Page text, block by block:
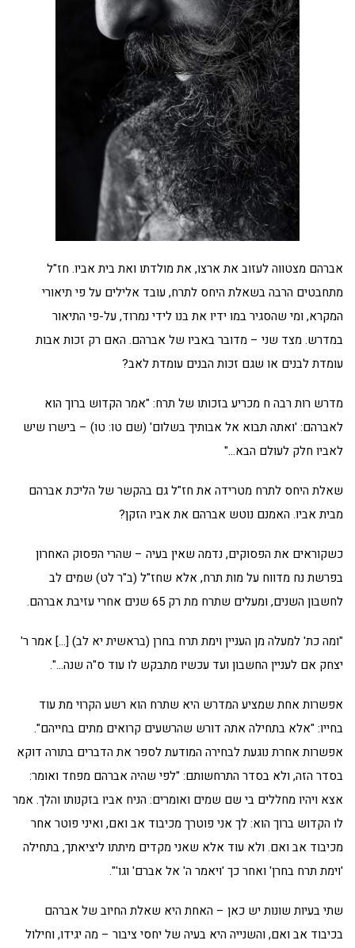
אברהם מצטווה לעזוב את ארצו, את מולדתו ואת בית אביו. חז"ל
מתחבטים הרבה בשאלת היחס לתרח, עובד אלילים על פי תיאורי
המקרא, ומי שהסגיר במו ידיו את בנו לידי נמרוד, על-פי התיאור
במדרש. מצד שני – מדובר באביו של אברהם. האם רק זכות אבות
עומדת לבנים או שגם זכות הבנים עומדת לאב?
מדרש רות רבה ח מכריע בזכותו של תרח: "אמר הקדוש ברוך הוא
לאברהם: 'ואתה תבוא אל אבותיך בשלום' (שם טו: טו) – בישרו שיש
לאביו חלק לעולם הבא…"
שאלת היחס לתרח מטרידה את חז"ל גם בהקשר של הליכת אברהם
מבית אביו. האמנם נוטש אברהם את אביו הזקן?
כשקוראים את הפסוקים, נדמה שאין בעיה – שהרי הפסוק האחרון
בפרשת נח מדווח על מות תרח, אלא שחז"ל (ב"ר לט) שמים לב
לחשבון השנים, ומעלים שתרח מת רק 65 שנים אחרי עזיבת אברהם.
"ומה כת' למעלה מן העניין וימת תרח בחרן (בראשית יא לב) […] אמר ר'
יצחק אם לעניין החשבון ועד עכשיו מתבקש לו עוד ס"ה שנה…".
אפשרות אחת שמציע המדרש היא שתרח הוא רשע הקרוי מת עוד
בחייו: "אלא בתחילה אתה דורש שהרשעים קרואים מתים בחייהם".
אפשרות אחרת נוגעת לבחירה המודעת לספר את הדברים בתורה דוקא
בסדר הזה, ולא בסדר התרחשותם: "לפי שהיה אברהם מפחד ואומר:
אצא ויהיו מחללים בי שם שמים ואומרים: הניח אביו בזקנותו והלך. אמר
לו הקדוש ברוך הוא: לך אני פוטרך מכיבוד אב ואם, ואיני פוטר אחר
מכיבוד אב ואם. ולא עוד אלא שאני מקדים מיתתו ליציאתך, בתחילה
'וימת תרח בחרן' ואחר כך 'ויאמר ה' אל אברם' וגו'".
שתי בעיות שונות יש כאן – האחת היא שאלת החיוב של אברהם
בכיבוד אב ואם, והשנייה היא בעיה של יחסי ציבור – מה יגידו, וחילול